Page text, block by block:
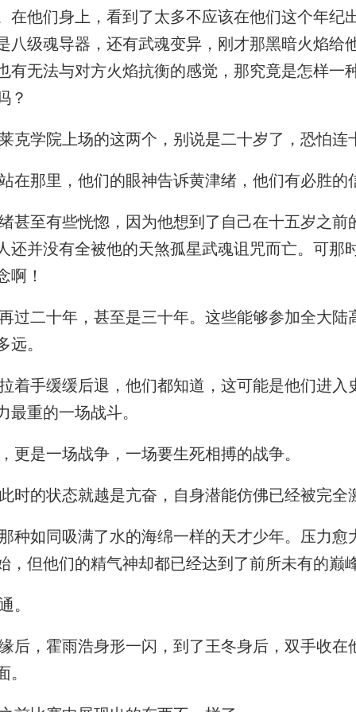
在他们身上，看到了太多不应该在他们这个年纪
八级魂导器，还有武魂变异，刚才那黑暗火焰给
有无法与对方火焰抗衡的感觉，那究竟是怎样一
？
学院上场的这两个，别说是二十岁了，恐怕连
那里，他们的眼神告诉黄津绪，他们有必胜的
至有些恍惚，因为他想到了自己在十五岁之前
还并没有全被他的天煞孤星武魂诅咒而亡。可那
啊！
二十年，甚至是三十年。这些能够参加全大陆
远。
手缓缓后退，他们都知道，这可能是他们进入
最重的一场战斗。
是一场战争，一场要生死相搏的战争。
的状态就越是亢奋，自身潜能仿佛已经被完全
如同吸满了水的海绵一样的天才少年。压力愈
，但他们的精气神却都已经达到了前所未有的巅
。
，霍雨浩身形一闪，到了王冬身后，双手收在
。